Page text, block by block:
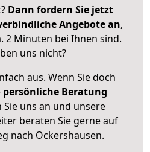
Dann fordern Sie jetzt
Angebote an,
2 Minuten bei Ihnen sind.
uns nicht?
aus. Wenn Sie doch
persönliche Beratung
uns an und unsere
beraten Sie gerne auf
nach Ockershausen.